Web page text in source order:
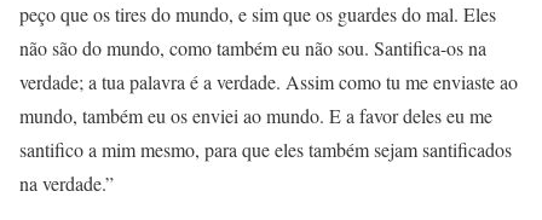
peço que os tires do mundo, e sim que os guardes do mal. Eles
não são do mundo, como também eu não sou. Santifica-os na
verdade; a tua palavra é a verdade. Assim como tu me enviaste ao
mundo, também eu os enviei ao mundo. E a favor deles eu me
santifico a mim mesmo, para que eles também sejam santificados
na verdade.”